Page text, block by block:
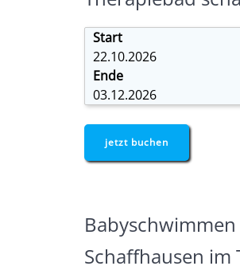
Start
22.10.2026
Ende
03.12.2026
jetzt buchen
Schaffhausen im